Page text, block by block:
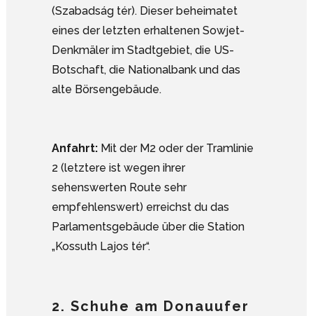
(Szabadság tér). Dieser beheimatet
eines der letzten erhaltenen Sowjet-
Denkmäler im Stadtgebiet, die US-
Botschaft, die Nationalbank und das
alte Börsengebäude.
Anfahrt: Mit der M2 oder der Tramlinie
2 (letztere ist wegen ihrer
sehenswerten Route sehr
empfehlenswert) erreichst du das
Parlamentsgebäude über die Station
„Kossuth Lajos tér“.
2. Schuhe am Donauufer